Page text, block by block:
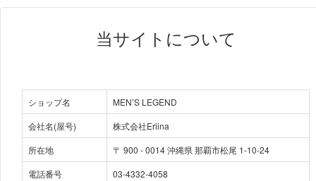
当サイトについて
ショップ名
MEN’S LEGEND
会社名(屋号)
株式会社Eriina
所在地
〒 900 -0014沖縄県 那覇市松尾 1-10-24
電話番号
03-4332-4058